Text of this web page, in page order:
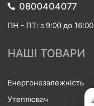
0800404077
ПН - ПТ: з 9:00 до 16:00
НАШІ ТОВАРИ
Енергонезалежність
Утеплювач